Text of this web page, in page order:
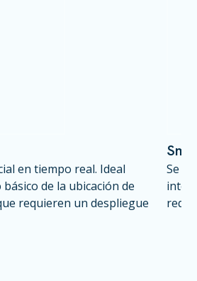
en tiempo real. Ideal
de la ubicación de
requieren un despliegue
Se